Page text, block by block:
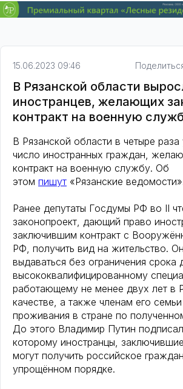
15.06.2023 09:46
В Рязанской области
иностранцев, желающих
контракт на военную
В Рязанской области в четыре раза
число иностранных граждан,
контракт на военную службу. Об
этом пишут «Рязанские
Ранее депутаты Госдумы РФ во II
законопроект, дающий право
заключившим контракт с
РФ, получить вид на жительство.
выдаваться без ограничения срока
высококвалифицированному
работающему не менее двух лет в
качестве, а также членам его
проживания в стране по
До этого Владимир Путин
которому иностранцы,
могут получить российское
упрощённом порядке.